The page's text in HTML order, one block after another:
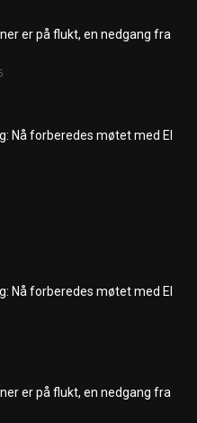
er på flukt, en nedgang fra
Nå forberedes møtet med El
Nå forberedes møtet med El
er på flukt, en nedgang fra